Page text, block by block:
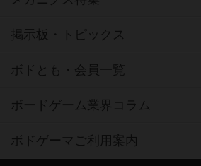
掲示板・トピックス
ボドとも・会員一覧
ボードゲーム業界コラム
ボドゲーマご利用案内